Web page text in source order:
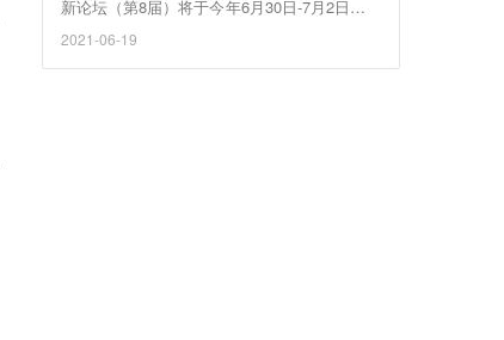
新论坛（第8届）将于今年6月30日-7月2日在杭
州国际博览中心召开。
2021-06-19